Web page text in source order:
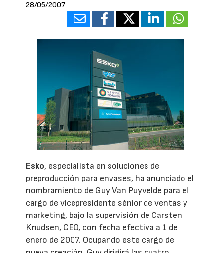
28/05/2007
Esko, especialista en soluciones de
preproducción para envases, ha anunciado el
nombramiento de Guy Van Puyvelde para el
cargo de vicepresidente sénior de ventas y
marketing, bajo la supervisión de Carsten
Knudsen, CEO, con fecha efectiva a 1 de
enero de 2007. Ocupando este cargo de